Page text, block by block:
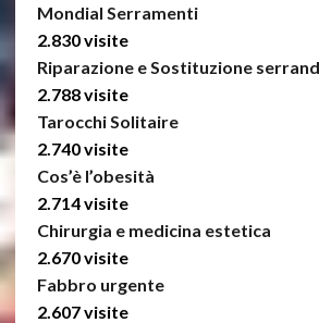
Mondial Serramenti
2.830 visite
Riparazione e Sostituzione
2.788 visite
Tarocchi Solitaire
2.740 visite
Cos’è l’obesità
2.714 visite
Chirurgia e medicina estetica
2.670 visite
Fabbro urgente
2.607 visite